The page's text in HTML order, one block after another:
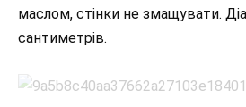
маслом, стінки не змащувати.
сантиметрів.